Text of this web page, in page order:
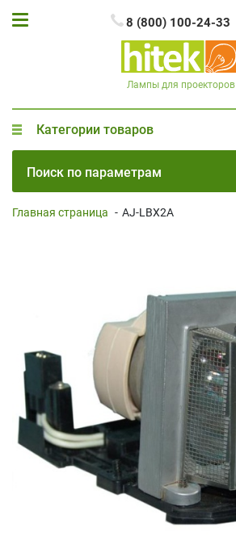
8 (800) 100-24-33
Лампы для проекторов
Категории товаров
Поиск по параметрам
Главная страница - AJ-LBX2A